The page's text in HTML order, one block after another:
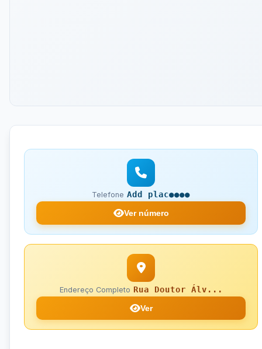
Telefone Add plac●●●●
Ver número
Endereço Completo Rua Doutor Álv...
Ver